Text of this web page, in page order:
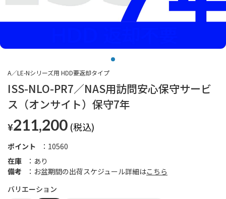
ISS-NLO-PR7／NAS用訪問安心保守サービ
ス（オンサイト）保守7年
A／LE-Nシリーズ用 HDD要返却タイプ
¥211,200
ポイント
10560
在庫
あり
備考
お盆期間の出荷スケジュール詳細はこちら